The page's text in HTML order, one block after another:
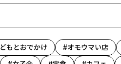
もとおでかけ オモウマい店